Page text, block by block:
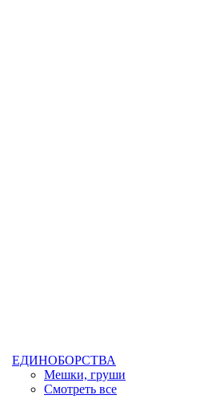
ЕДИНОБОРСТВА
Мешки, груши
Смотреть все